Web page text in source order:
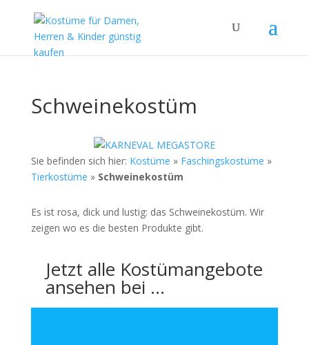
Schweinekostüm
Sie befinden sich hier: Kostüme » Faschingskostüme »
Tierkostüme » Schweinekostüm
Es ist rosa, dick und lustig: das Schweinekostüm. Wir
zeigen wo es die besten Produkte gibt.
Jetzt alle Kostümangebote
ansehen bei …